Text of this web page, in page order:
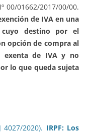
00/01662/2017/00/00.
de IVA en una
cuyo destino por el
opción de compra al
exenta de IVA y no
lo que queda sujeta
4027/2020). IRPF: Los